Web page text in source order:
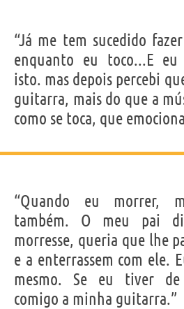
“Já me tem sucedido
enquanto eu toco...E eu
isto. mas depois percebi
guitarra, mais do que a
como se toca, que
“Quando eu morrer,
também. O meu pai
morresse, queria que lhe
e a enterrassem com ele.
mesmo. Se eu tiver
comigo a minha guitarra.”